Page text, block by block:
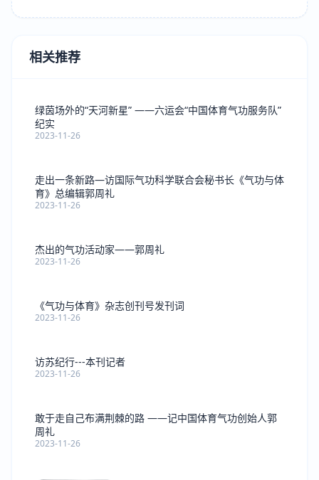
相关推荐
绿茵场外的“天河新星” ——六运会“中国体育气功服务队”
纪实
2023-11-26
走出一条新路—访国际气功科学联合会秘书长《气功与体
育》总编辑郭周礼
2023-11-26
杰出的气功活动家——郭周礼
2023-11-26
《气功与体育》杂志创刊号发刊词
2023-11-26
访苏纪行---本刊记者
2023-11-26
敢于走自己布满荆棘的路 ——记中国体育气功创始人郭
周礼
2023-11-26